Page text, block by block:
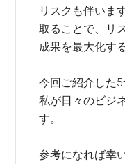
リスクも伴いま
取ることで、リ
成果を最大化す
今回ご紹介した5
私が日々のビジ
す。
参考になれば幸